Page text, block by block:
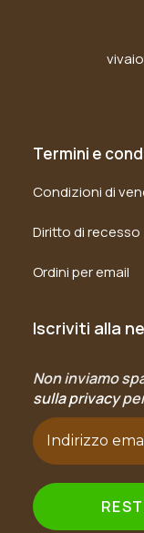
Termini e
Condizioni di
Diritto di recesso
Ordini per email
Iscriviti alla
Non inviamo
sulla privacy